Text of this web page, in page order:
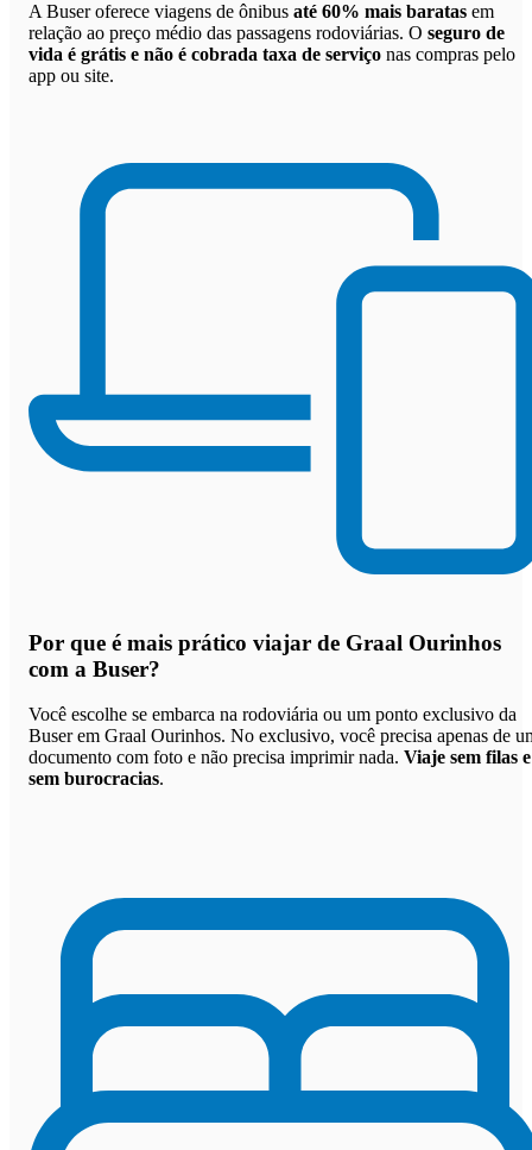
A Buser oferece viagens de ônibus até 60% mais baratas em
relação ao preço médio das passagens rodoviárias. O seguro de
vida é grátis e não é cobrada taxa de serviço nas compras pelo
app ou site.
Por que é mais prático viajar de Graal Ourinhos
com a Buser?
Você escolhe se embarca na rodoviária ou um ponto exclusivo da
Buser em Graal Ourinhos. No exclusivo, você precisa apenas de
documento com foto e não precisa imprimir nada. Viaje sem filas e
sem burocracias.